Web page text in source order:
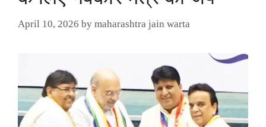
April 10, 2026 by maharashtra jain warta